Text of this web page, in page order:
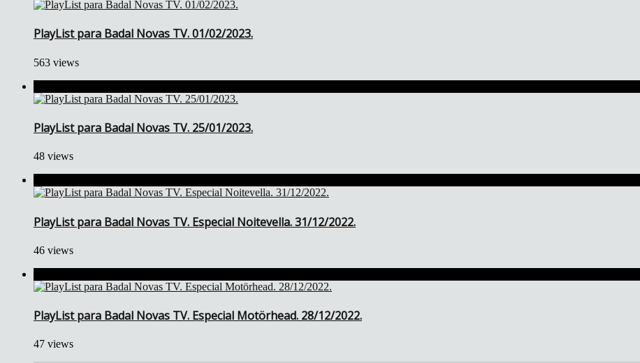
PlayList para Badal Novas TV. 01/02/2023.
563 views
PlayList para Badal Novas TV. 25/01/2023.
48 views
PlayList para Badal Novas TV. Especial Noitevella. 31/12/2022.
46 views
PlayList para Badal Novas TV. Especial Motörhead. 28/12/2022.
47 views